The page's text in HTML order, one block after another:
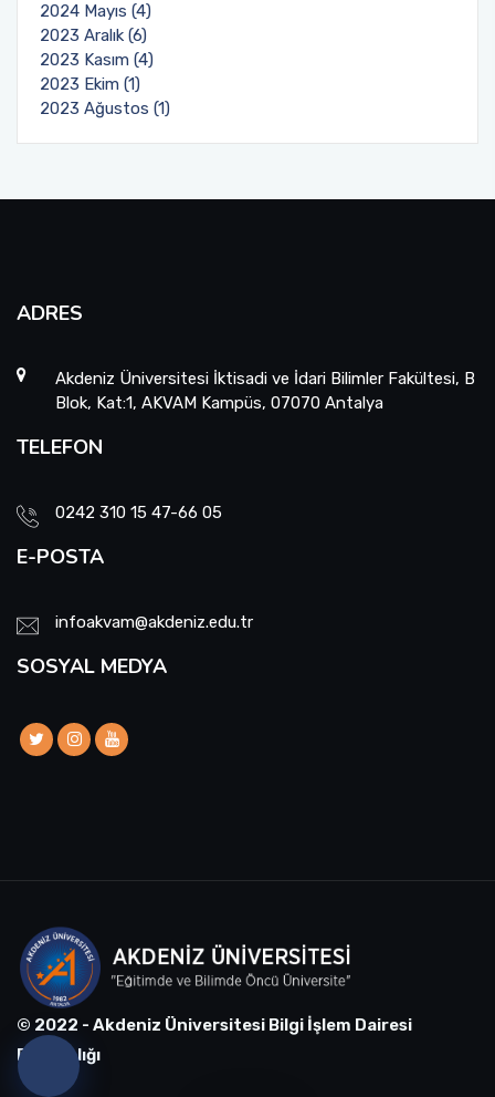
2024 Mayıs (4)
2023 Aralık (6)
2023 Kasım (4)
2023 Ekim (1)
2023 Ağustos (1)
ADRES
Akdeniz Üniversitesi İktisadi ve İdari Bilimler Fakültesi, B
Blok, Kat:1, AKVAM Kampüs, 07070 Antalya
TELEFON
0242 310 15 47-66 05
E-POSTA
infoakvam@akdeniz.edu.tr
SOSYAL MEDYA
© 2022 - Akdeniz Üniversitesi Bilgi İşlem Dairesi
Başkanlığı